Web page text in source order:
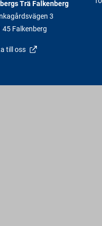
Trä Falkenberg
3
45 Falkenberg
till oss